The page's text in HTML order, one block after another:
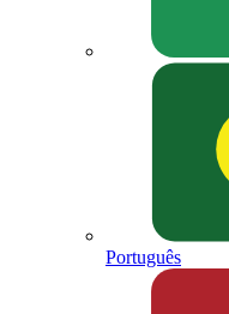
Português